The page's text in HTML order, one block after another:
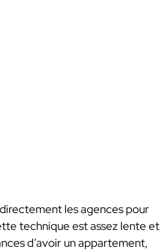
les agences pour
technique est assez lente et
d’avoir un appartement,